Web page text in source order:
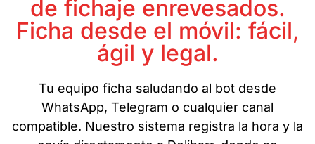
de fichaje enrevesados.
Ficha desde el móvil: fácil,
ágil y legal.
Tu equipo ficha saludando al bot desde
WhatsApp, Telegram o cualquier canal
compatible. Nuestro sistema registra la hora y la